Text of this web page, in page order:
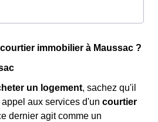
immobilier à Maussac ?
un logement, sachez qu'il
aux services d'un courtier
dernier agit comme un